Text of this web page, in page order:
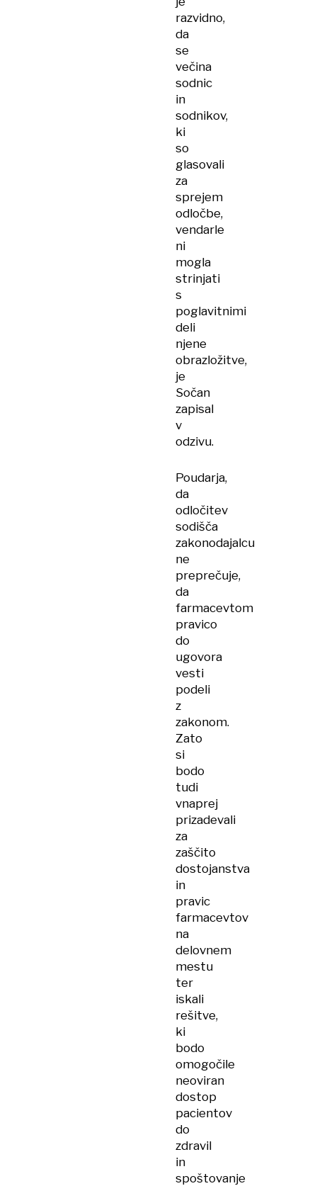
razvidno,
da
se
večina
sodnic
in
sodnikov,
ki
so
glasovali
za
sprejem
odločbe,
vendarle
ni
mogla
strinjati
s
poglavitnimi
deli
njene
obrazložitve,
je
Sočan
zapisal
v
odzivu.
Poudarja,
da
odločitev
sodišča
zakonodajalcu
ne
preprečuje,
da
farmacevtom
pravico
do
ugovora
vesti
podeli
z
zakonom.
Zato
si
bodo
tudi
vnaprej
prizadevali
za
zaščito
dostojanstva
in
pravic
farmacevtov
na
delovnem
mestu
ter
iskali
rešitve,
ki
bodo
omogočile
neoviran
dostop
pacientov
do
zdravil
in
spoštovanje